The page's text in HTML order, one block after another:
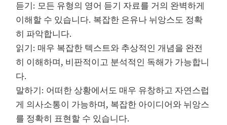
듣기: 모든 유형의 영어 듣기 자료를 거의 완벽하게
이해할 수 있습니다. 복잡한 은유나 뉘앙스도 정확
히 파악합니다.
읽기: 매우 복잡한 텍스트와 추상적인 개념을 완전
히 이해하며, 비판적이고 분석적인 독해가 가능합니
다.
말하기: 어떠한 상황에서도 매우 유창하고 자연스럽
게 의사소통이 가능하며, 복잡한 아이디어와 뉘앙스
를 정확히 표현할 수 있습니다.